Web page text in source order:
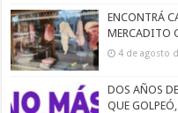
ENCONTRÁ
MERCADITO
4 de agosto
DOS AÑOS
QUE